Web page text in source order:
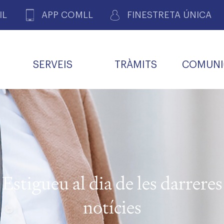
APP COMLL FINESTRETA ÚNICA
DE PACIENTS DE LLEIDA
SERVEIS TRÀMITS
DE GOVERN COMISSIÓ DEONTOLÒGICA
INFORMÀTICA I NOVES
TECNOLOGIES
DE FEINA
ALERTES
FARMACÈUTIQUES
R
CARNET METGE
COL·LEGIAT
Estigueu al dia de les darreres
notícies